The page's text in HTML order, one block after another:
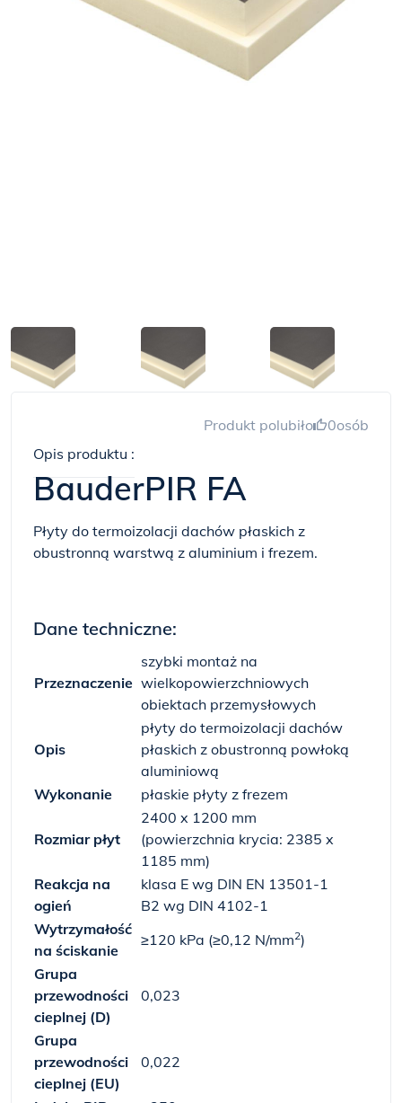
Produkt polubiło 0osób
Opis produktu :
BauderPIR FA
Płyty do termoizolacji dachów płaskich z
obustronną warstwą z aluminium i frezem.
Dane techniczne:
Przeznaczenie
szybki montaż na
wielkopowierzchniowych
obiektach przemysłowych
Opis
płyty do termoizolacji dachów
płaskich z obustronną powłoką
aluminiową
Wykonanie
płaskie płyty z frezem
Rozmiar płyt
2400 x 1200 mm
(powierzchnia krycia: 2385 x
1185 mm)
Reakcja na
ogień
klasa E wg DIN EN 13501-1
B2 wg DIN 4102-1
Wytrzymałość
na ściskanie
≥120 kPa (≥0,12 N/mm2)
Grupa
przewodności
cieplnej (D)
0,023
Grupa
przewodności
cieplnej (EU)
0,022